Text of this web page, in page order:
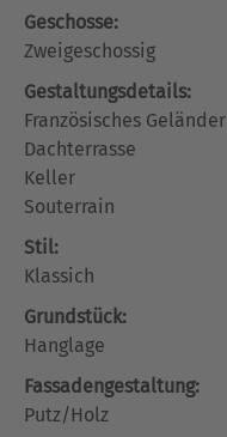
Geschosse:
Zweigeschossig
Gestaltungsdetails:
Französisches Geländer
Dachterrasse
Keller
Souterrain
Stil:
Klassich
Grundstück:
Hanglage
Fassadengestaltung:
Putz/Holz